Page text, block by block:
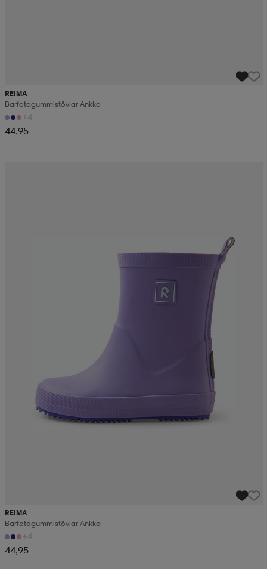
REIMA
Barfotagummistövlar Ankka
+4
44,95
REIMA
Barfotagummistövlar Ankka
+4
44,95